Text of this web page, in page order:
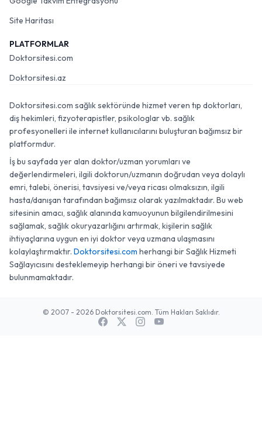
Site Haritası
PLATFORMLAR
Doktorsitesi.com
Doktorsitesi.az
Doktorsitesi.com sağlık sektöründe hizmet veren tıp doktorları,
diş hekimleri, fizyoterapistler, psikologlar vb. sağlık
profesyonelleri ile internet kullanıcılarını buluşturan bağımsız bir
platformdur.
İş bu sayfada yer alan doktor/uzman yorumları ve
değerlendirmeleri, ilgili doktorun/uzmanın doğrudan veya dolaylı
emri, talebi, önerisi, tavsiyesi ve/veya ricası olmaksızın, ilgili
hasta/danışan tarafından bağımsız olarak yazılmaktadır. Bu web
sitesinin amacı, sağlık alanında kamuoyunun bilgilendirilmesini
sağlamak, sağlık okuryazarlığını artırmak, kişilerin sağlık
ihtiyaçlarına uygun en iyi doktor veya uzmana ulaşmasını
kolaylaştırmaktır. Doktorsitesi.com herhangi bir Sağlık Hizmeti
Sağlayıcısını desteklemeyip herhangi bir öneri ve tavsiyede
bulunmamaktadır.
© 2007 - 2026 Doktorsitesi.com. Tüm Hakları Saklıdır.